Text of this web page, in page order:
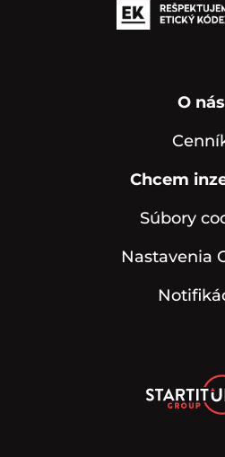
O nás
Chcem
Súbory
Nastavenia